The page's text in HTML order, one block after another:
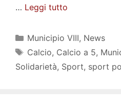
… Leggi tutto
Categorie
Municipio VIII, News
Tag
Calcio, Calcio a 5,
Solidarietà, Sport, sport